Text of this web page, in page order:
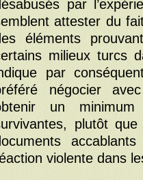
par
attester du
éléments
milieux turcs
par
négocier
un
plutôt
violente dans